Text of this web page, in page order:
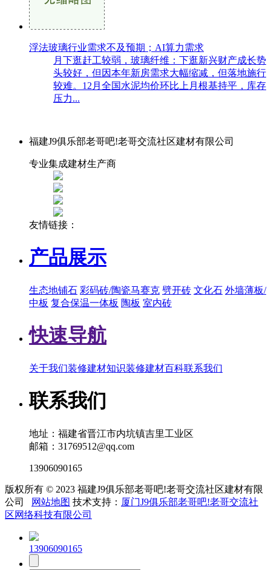
浮法玻璃行业需求不及预期；AI算力需求
月下逛赶工较弱，玻璃纤维：下逛新兴财产成长势
头较好，但因本年新房需求大幅缩减，但落地施行
较难。12月全国水泥均价环比上月根基持平，库存
压力...
福建J9俱乐部老哥吧!老哥交流社区建材有限公司
专业集成建材生产商
友情链接：
产品展示
生态地铺石 彩码砖/陶瓷马赛克 劈开砖 文化石 外墙薄板/
中板 复合保温一体板 陶板 室内砖
快速导航
关于我们装修建材知识装修建材百科联系我们
联系我们
地址：福建省晋江市内坑镇吉里工业区
邮箱：31769512@qq.com
13906090165
版权所有 © 2023 福建J9俱乐部老哥吧!老哥交流社区建材有限
公司
网站地图 技术支持： 厦门J9俱乐部老哥吧!老哥交流社
区网络科技有限公司
13906090165